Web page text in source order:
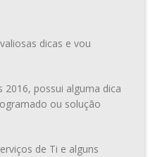
dicas e vou
2016, possui alguma dica
ou solução
de Ti e alguns